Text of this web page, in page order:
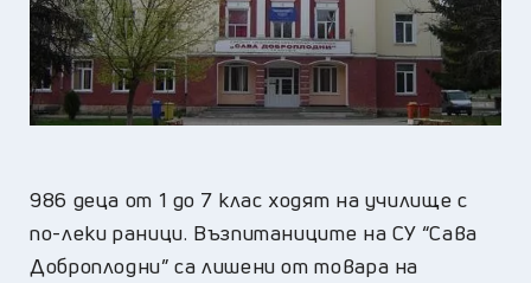
986 деца от 1 до 7 клас ходят на училище с
по-леки раници. Възпитаниците на СУ “Сава
Доброплодни” са лишени от товара на